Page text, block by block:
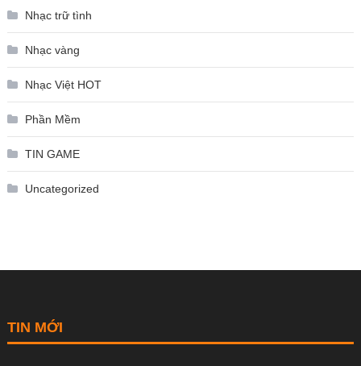
Nhạc trữ tình
Nhạc vàng
Nhạc Việt HOT
Phần Mềm
TIN GAME
Uncategorized
TIN MỚI